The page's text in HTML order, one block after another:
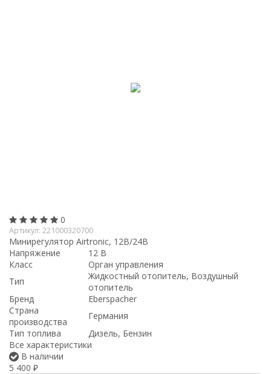
0
Артикул: 221000320700
Минирегулятор Airtronic, 12B/24B
Напряжение
12 В
Класс
Орган управления
Тип
Жидкостный отопитель, Воздушный
отопитель
Бренд
Eberspacher
Страна
производства
Германия
Тип топлива
Дизель, Бензин
Все характеристики
В наличии
5 400 ₽